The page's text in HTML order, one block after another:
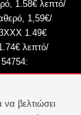
1.58€ λεπτό/
1,59€/
1.49€
λεπτό/
βελτιώσει